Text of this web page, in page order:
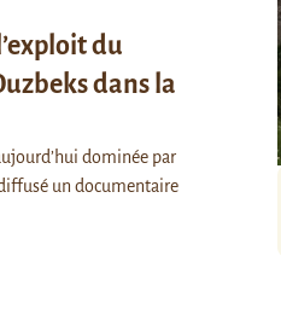
du
dans la
dominée par
un documentaire